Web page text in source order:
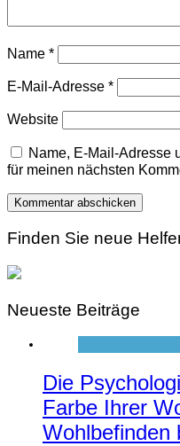
Name *
E-Mail-Adresse *
Website
Name, E-Mail-Adresse
für meinen nächsten
Finden Sie neue
Neueste Beiträge
Die
Farbe Ihrer
Wohlbefinden